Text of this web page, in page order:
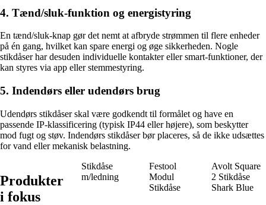
4. Tænd/sluk-funktion og energistyring
En tænd/sluk-knap gør det nemt at afbryde strømmen til flere enheder
på én gang, hvilket kan spare energi og øge sikkerheden. Nogle
stikdåser har desuden individuelle kontakter eller smart-funktioner, der
kan styres via app eller stemmestyring.
5. Indendørs eller udendørs brug
Udendørs stikdåser skal være godkendt til formålet og have en
passende IP-klassificering (typisk IP44 eller højere), som beskytter
mod fugt og støv. Indendørs stikdåser bør placeres, så de ikke udsættes
for vand eller mekanisk belastning.
Produkter
i fokus
Stikdåse
m/ledning
Festool
Modul
Stikdåse
Avolt Square
2 Stikdåse
Shark Blue